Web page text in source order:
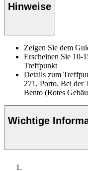
Hinweise
Zeigen Sie dem
Erscheinen Sie 10-
Treffpunkt
Details zum
271, Porto. Bei der
Bento (Rotes
Wichtige